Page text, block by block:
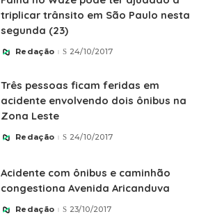
triplicar trânsito em São Paulo nesta
segunda (23)
Posted
Redação 24/10/2017
Três pessoas ficam feridas em
acidente envolvendo dois ônibus na
Zona Leste
Posted
Redação 24/10/2017
Acidente com ônibus e caminhão
congestiona Avenida Aricanduva
Posted
Redação 23/10/2017